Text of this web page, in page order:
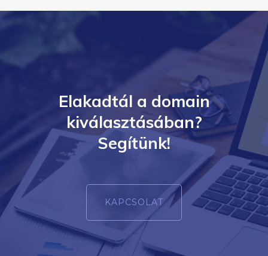
Elakadtál a domain
kiválasztásában?
Segítünk!
KAPCSOLAT